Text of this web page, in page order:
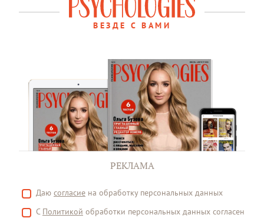
ВЕЗДЕ С ВАМИ
РЕКЛАМА
Даю согласие на обработку персональных данных
С Политикой обработки персональных данных согласен